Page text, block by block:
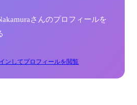
さんのプロフィールを
ンしてプロフィールを閲覧